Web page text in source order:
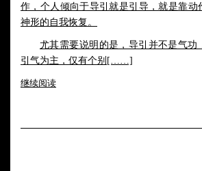
作，个人倾向于导引就是引导，就是靠动
神形的自我恢复。
尤其需要说明的是，导引并不是气功
引气为主，仅有个别[……]
继续阅读